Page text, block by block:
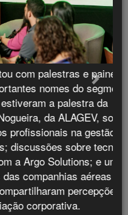
internacionais e
para o Peru
e painéis
do segmento.
a palestra da
ALAGEV, sobre o
na gestão de
sobre tecnologia
Solutions; e um painel
aéreas Azul,
percepções sobre